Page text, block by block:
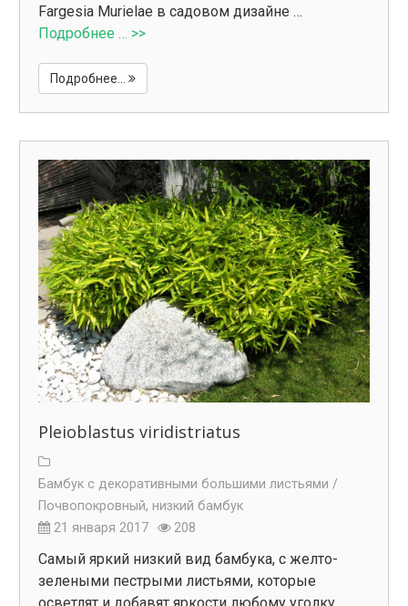
Fargesia Murielae в садовом дизайне …
Подробнее … >>
Подробнее...
Pleioblastus viridistriatus
Бамбук с декоративными большими листьями /
Почвопокровный, низкий бамбук
21 января 2017
208
Самый яркий низкий вид бамбука, с желто-
зелеными пестрыми листьями, которые